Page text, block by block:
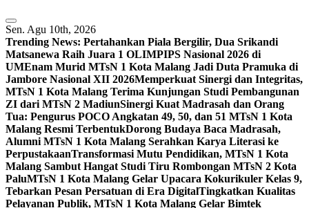
Sen. Agu 10th, 2026
Trending News: Pertahankan Piala Bergilir, Dua Srikandi
Matsanewa Raih Juara 1 OLIMPIPS Nasional 2026 di
UMEnam Murid MTsN 1 Kota Malang Jadi Duta Pramuka di
Jambore Nasional XII 2026Memperkuat Sinergi dan Integritas,
MTsN 1 Kota Malang Terima Kunjungan Studi Pembangunan
ZI dari MTsN 2 MadiunSinergi Kuat Madrasah dan Orang
Tua: Pengurus POCO Angkatan 49, 50, dan 51 MTsN 1 Kota
Malang Resmi TerbentukDorong Budaya Baca Madrasah,
Alumni MTsN 1 Kota Malang Serahkan Karya Literasi ke
PerpustakaanTransformasi Mutu Pendidikan, MTsN 1 Kota
Malang Sambut Hangat Studi Tiru Rombongan MTsN 2 Kota
PaluMTsN 1 Kota Malang Gelar Upacara Kokurikuler Kelas 9,
Tebarkan Pesan Persatuan di Era DigitalTingkatkan Kualitas
Pelayanan Publik, MTsN 1 Kota Malang Gelar Bimtek